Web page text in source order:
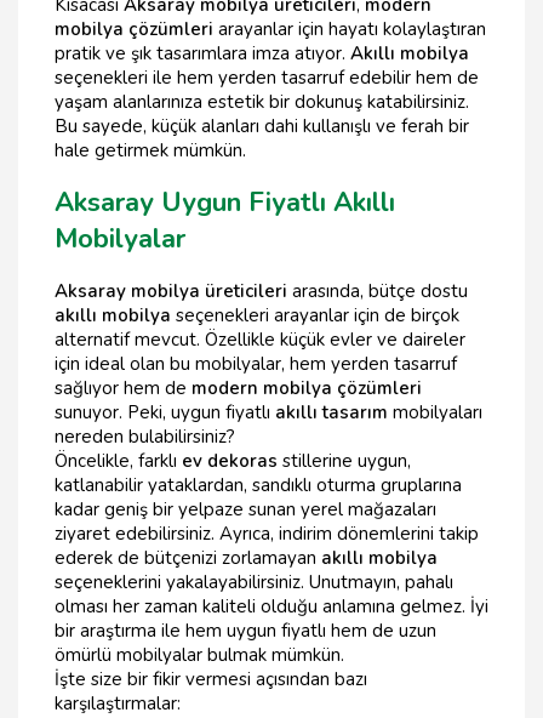
mobilya çözümleri arayanlar için hayatı kolaylaştıran
pratik ve şık tasarımlara imza atıyor. Akıllı mobilya
seçenekleri ile hem yerden tasarruf edebilir hem de
yaşam alanlarınıza estetik bir dokunuş katabilirsiniz.
Bu sayede, küçük alanları dahi kullanışlı ve ferah bir
hale getirmek mümkün.
Aksaray Uygun Fiyatlı Akıllı
Mobilyalar
Aksaray mobilya üreticileri arasında, bütçe dostu
akıllı mobilya seçenekleri arayanlar için de birçok
alternatif mevcut. Özellikle küçük evler ve daireler
için ideal olan bu mobilyalar, hem yerden tasarruf
sağlıyor hem de modern mobilya çözümleri
sunuyor. Peki, uygun fiyatlı akıllı tasarım mobilyaları
nereden bulabilirsiniz?
Öncelikle, farklı ev dekoras stillerine uygun,
katlanabilir yataklardan, sandıklı oturma gruplarına
kadar geniş bir yelpaze sunan yerel mağazaları
ziyaret edebilirsiniz. Ayrıca, indirim dönemlerini takip
ederek de bütçenizi zorlamayan akıllı mobilya
seçeneklerini yakalayabilirsiniz. Unutmayın, pahalı
olması her zaman kaliteli olduğu anlamına gelmez. İyi
bir araştırma ile hem uygun fiyatlı hem de uzun
ömürlü mobilyalar bulmak mümkün.
İşte size bir fikir vermesi açısından bazı
karşılaştırmalar: